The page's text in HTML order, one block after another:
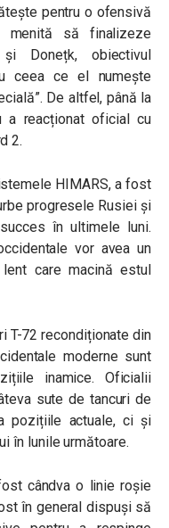
pentru o ofensivă
menită să finalizeze
și Donețk, obiectivul
ceea ce el numește
De altfel, până la
a reacționat oficial cu
2.
HIMARS, a fost
progresele Rusiei și
în ultimele luni.
vor avea un
care macină estul
T-72 recondiționate din
moderne sunt
inamice. Oficialii
sute de tancuri de
pozițiile actuale, ci și
în lunile următoare.
cândva o linie roșie
în general dispuși să